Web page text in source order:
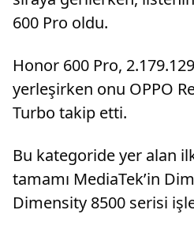
600 Pro oldu.
Honor 600 Pro,
yerleşirken onu OPPO
Turbo takip etti.
Bu kategoride yer alan
tamamı MediaTek’in
Dimensity 8500 serisi